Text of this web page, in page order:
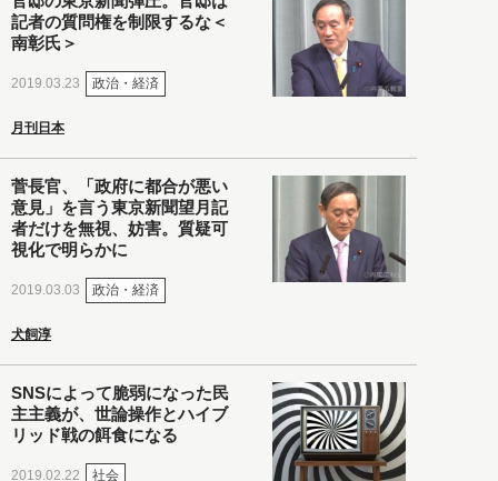
記者の質問権を制限するな＜
南彰氏＞
2019.03.23 政治・経済
月刊日本
菅長官、「政府に都合が悪い
意見」を言う東京新聞望月記
者だけを無視、妨害。質疑可
視化で明らかに
2019.03.03 政治・経済
犬飼淳
SNSによって脆弱になった民
主主義が、世論操作とハイブ
リッド戦の餌食になる
2019.02.22 社会